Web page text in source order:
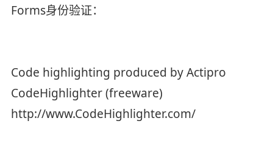
Forms身份验证：
Code highlighting produced by Actipro
CodeHighlighter (freeware)
http://www.CodeHighlighter.com/